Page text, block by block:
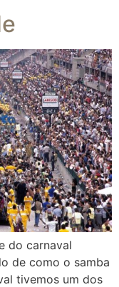
do carnaval
de como o samba
tivemos um dos